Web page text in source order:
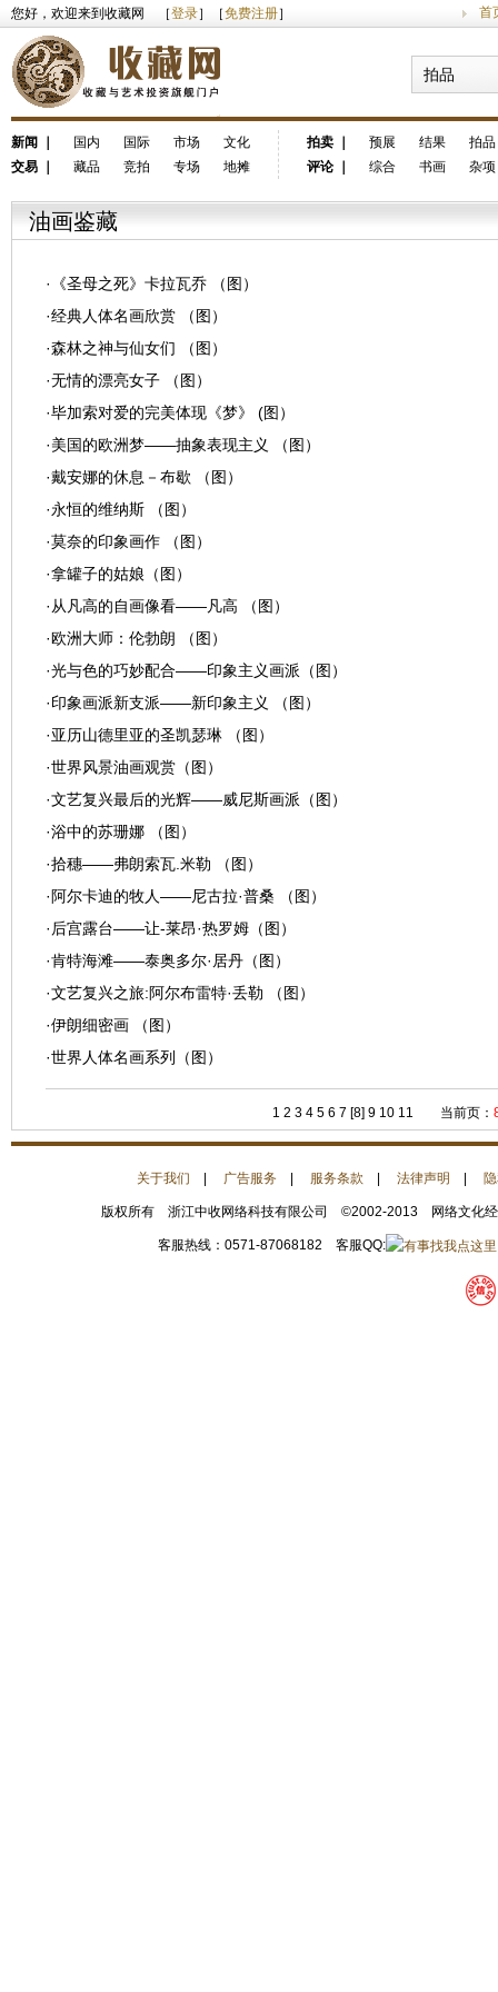
您好，欢迎来到收藏网 ［登录］［免费注册］ 首
拍品
新闻 国内 国际 市场
文化
交易
藏品 竞拍 专场 地摊
拍卖 预展 结果
拍品
评论｜ 综合 书画 杂项
油画鉴藏
·
《圣母之死》卡拉瓦乔 （图）
·经典人体名画欣赏 （图）
·森林之神与仙女们 （图）
·无情的漂亮女子 （图）
·毕加索对爱的完美体现《梦》 (图）
·美国的欧洲梦——抽象表现主义 （图）
·戴安娜的休息－布歇 （图）
·永恒的维纳斯 （图）
·莫奈的印象画作 （图）
·拿罐子的姑娘（图）
· 从凡高的自画像看——凡高 （图）
·欧洲大师：伦勃朗 （图）
·光与色的巧妙配合——印象主义画派（图）
·印象画派新支派——新印象主义 （图）
·亚历山德里亚的圣凯瑟琳 （图）
·世界风景油画观赏（图）
·文艺复兴最后的光辉——威尼斯画派（图）
·浴中的苏珊娜 （图）
·拾穗——弗朗索瓦.米勒 （图）
· 阿尔卡迪的牧人——尼古拉·普桑 （图）
· 后宫露台——让-莱昂·热罗姆（图）
·肯特海滩——泰奥多尔·居丹（图）
·文艺复兴之旅:阿尔布雷特·丢勒 （图）
·伊朗细密画 （图）
·世界人体名画系列（图）
1 2 3456 7 [8] 91011 当前页：
关于我们 广告服务 服务条款 法律声明
版权所有 浙江中收网络科技有限公司 ©2002-2013 网络文化经
客服热线：0571-87068182 客服QQ: